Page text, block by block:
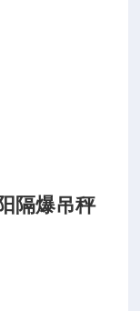
隔爆吊秤